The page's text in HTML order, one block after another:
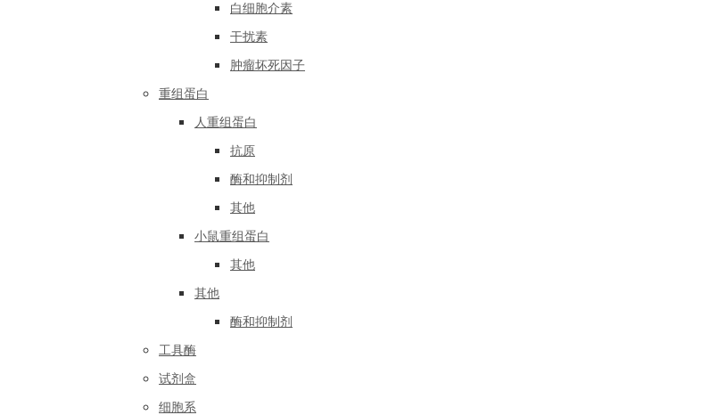
白细胞介素
干扰素
肿瘤坏死因子
重组蛋白
人重组蛋白
抗原
酶和抑制剂
其他
小鼠重组蛋白
其他
其他
酶和抑制剂
工具酶
试剂盒
细胞系